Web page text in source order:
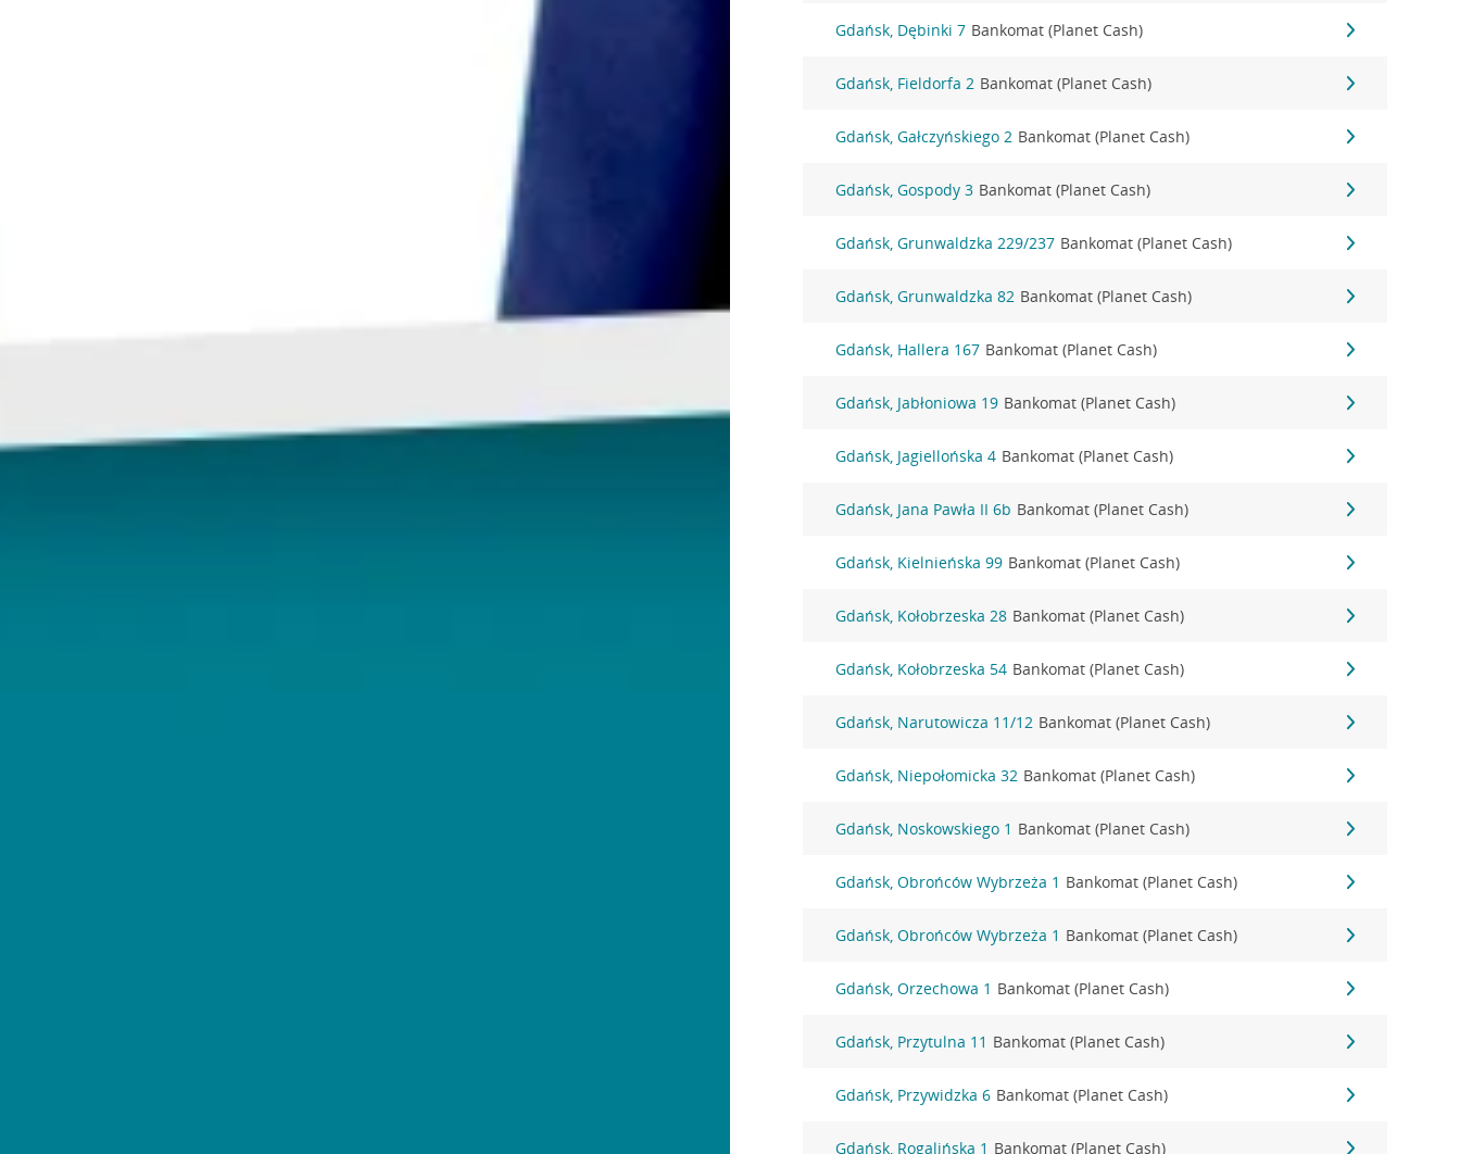
Gdańsk, Dębinki 7 Bankomat (Planet Cash)
Gdańsk, Fieldorfa 2 Bankomat (Planet Cash)
Gdańsk, Gałczyńskiego 2 Bankomat (Planet Cash)
Gdańsk, Gospody 3 Bankomat (Planet Cash)
Gdańsk, Grunwaldzka 229/237 Bankomat (Planet Cash)
Gdańsk, Grunwaldzka 82 Bankomat (Planet Cash)
Gdańsk, Hallera 167 Bankomat (Planet Cash)
Gdańsk, Jabłoniowa 19 Bankomat (Planet Cash)
Gdańsk, Jagiellońska 4 Bankomat (Planet Cash)
Gdańsk, Jana Pawła II 6b Bankomat (Planet Cash)
Gdańsk, Kielnieńska 99 Bankomat (Planet Cash)
Gdańsk, Kołobrzeska 28 Bankomat (Planet Cash)
Gdańsk, Kołobrzeska 54 Bankomat (Planet Cash)
Gdańsk, Narutowicza 11/12 Bankomat (Planet Cash)
Gdańsk, Niepołomicka 32 Bankomat (Planet Cash)
Gdańsk, Noskowskiego 1 Bankomat (Planet Cash)
Gdańsk, Obrońców Wybrzeża 1 Bankomat (Planet Cash)
Gdańsk, Obrońców Wybrzeża 1 Bankomat (Planet Cash)
Gdańsk, Orzechowa 1 Bankomat (Planet Cash)
Gdańsk, Przytulna 11 Bankomat (Planet Cash)
Gdańsk, Przywidzka 6 Bankomat (Planet Cash)
Gdańsk, Rogalińska 1 Bankomat (Planet Cash)